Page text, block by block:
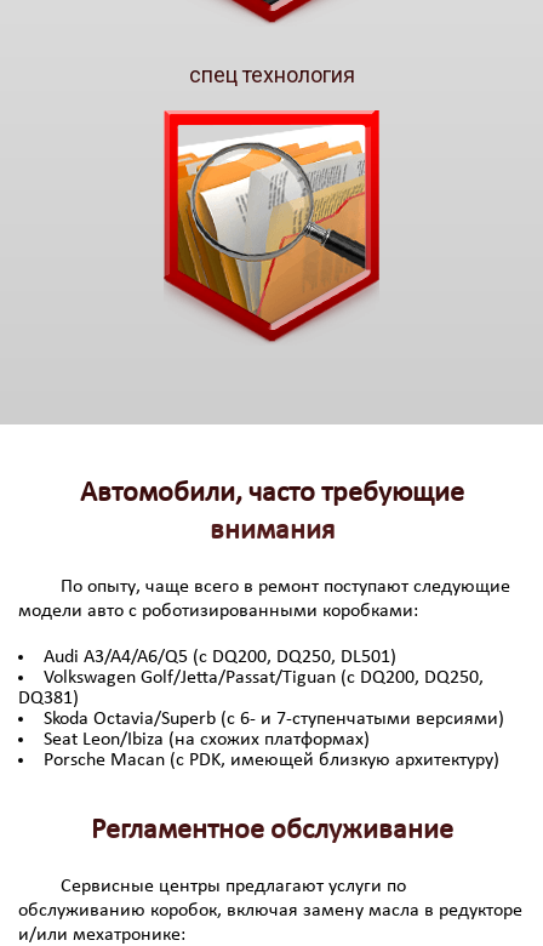
спец технология
Автомобили, часто требующие
внимания
По опыту, чаще всего в ремонт поступают следующие
модели авто с роботизированными коробками:
Audi A3/A4/A6/Q5 (с DQ200, DQ250, DL501)
Volkswagen Golf/Jetta/Passat/Tiguan (с DQ200, DQ250,
DQ381)
Skoda Octavia/Superb (с 6- и 7-ступенчатыми версиями)
Seat Leon/Ibiza (на схожих платформах)
Porsche Macan (с PDK, имеющей близкую архитектуру)
Регламентное обслуживание
Сервисные центры предлагают услуги по
обслуживанию коробок, включая замену масла в редукторе
и/или мехатронике: